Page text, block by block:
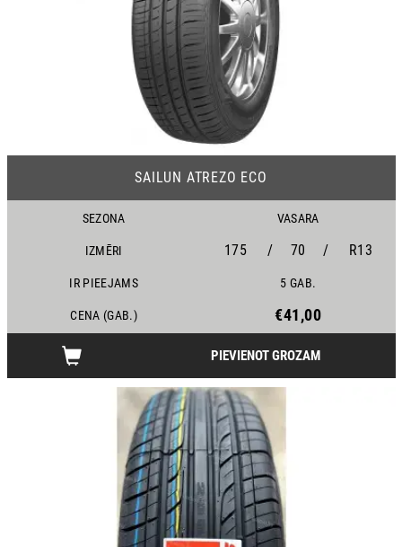
SAILUN ATREZO ECO
SEZONA VASARA
IZMĒRI 175 / 70 / R13
IR PIEEJAMS 5 GAB.
CENA (GAB.) €41,00
PIEVIENOT GROZAM